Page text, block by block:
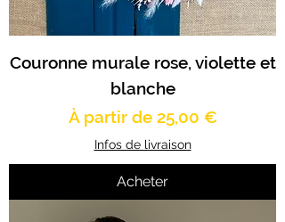
Couronne murale rose, violette et
blanche
À partir de 25,00 €
Prix promotionnel
Infos de livraison
Acheter